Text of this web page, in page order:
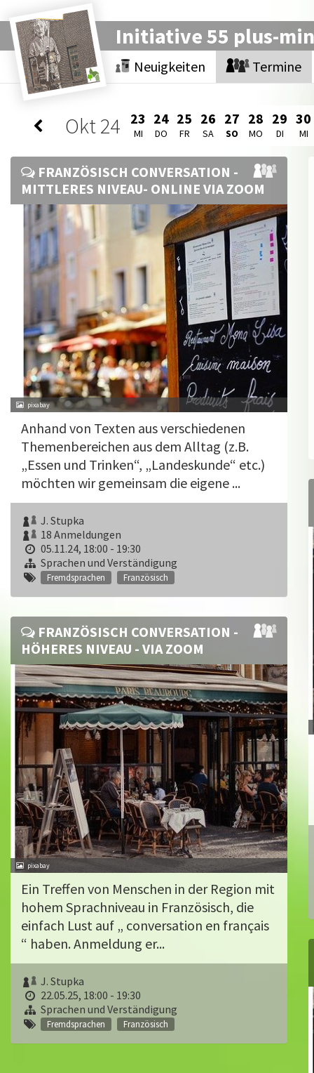
Initiative 55 plus-
Neuigkeiten Termine
Okt24 23
MI
24
DO
25
FR
26
SA
27
SO
28
MO
29
DI
30
MI
FRANZÖSISCH CONVERSATION -
MITTLERES NIVEAU- ONLINE VIA ZOOM
pixabay
Anhand von Texten aus verschiedenen
Themenbereichen aus dem Alltag (z.B.
„Essen und Trinken“, „Landeskunde“ etc.)
möchten wir gemeinsam die eigene ...
J. Stupka
18 Anmeldungen
05.11.24, 18:00 - 19:30
Sprachen und Verständigung
Fremdsprachen Französisch
FRANZÖSISCH CONVERSATION -
HÖHERES NIVEAU - VIA ZOOM
pixabay
Ein Treffen von Menschen in der Region mit
hohem Sprachniveau in Französisch, die
einfach Lust auf „ conversation en français
“ haben. Anmeldung er...
J. Stupka
22.05.25, 18:00 - 19:30
Sprachen und Verständigung
Fremdsprachen Französisch